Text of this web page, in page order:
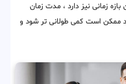
زمانی نیز دارد ، مدت زمان
ممکن است کمی طولانی تر شود و